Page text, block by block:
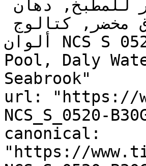
ألوان NCS S 0520-B30G, NCS S 0520-B30G, Refreshing
Pool, Daly
Seabrook"
url: "https://
NCS_S_0520-
canonical:
"https://